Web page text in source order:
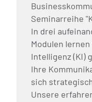
Seminarreihe
In drei
Modulen
Intelligenz (KI)
Ihre
sich
Unsere